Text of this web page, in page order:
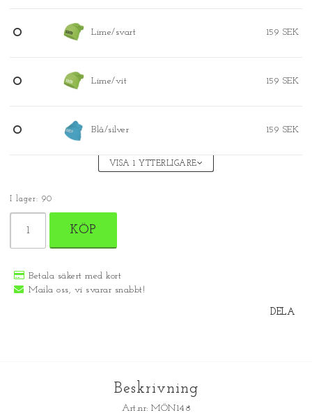
Lime/svart 159 SEK
Lime/vit 159 SEK
Blå/silver 159 SEK
VISA 1 YTTERLIGARE
I lager: 90
KÖP
Betala säkert med kort
Maila oss, vi svarar snabbt!
DELA
Beskrivning
Art.nr: MÖN148